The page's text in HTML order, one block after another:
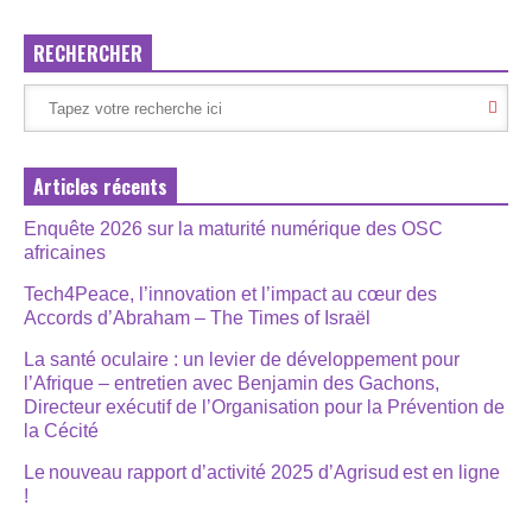
RECHERCHER
Articles récents
Enquête 2026 sur la maturité numérique des OSC
africaines
Tech4Peace, l’innovation et l’impact au cœur des
Accords d’Abraham – The Times of Israël
La santé oculaire : un levier de développement pour
l’Afrique – entretien avec Benjamin des Gachons,
Directeur exécutif de l’Organisation pour la Prévention de
la Cécité
Le nouveau rapport d’activité 2025 d’Agrisud est en ligne
!